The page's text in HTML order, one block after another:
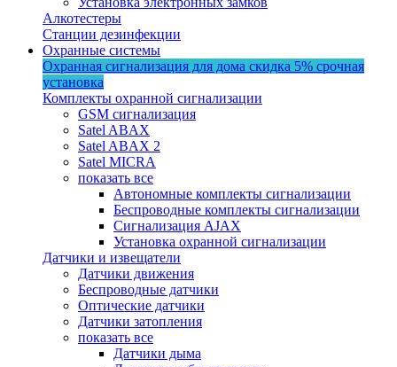
Алкотестеры
Станции дезинфекции
Охранные системы
Охранная сигнализация для дома скидка 5% срочная
установка
Комплекты охранной сигнализации
GSM сигнализация
Satel ABAX
Satel ABAX 2
Satel MICRA
показать все
Автономные комплекты сигнализации
Беспроводные комплекты сигнализации
Сигнализация AJAX
Установка охранной сигнализации
Датчики и извещатели
Датчики движения
Беспроводные датчики
Оптические датчики
Датчики затопления
показать все
Датчики дыма